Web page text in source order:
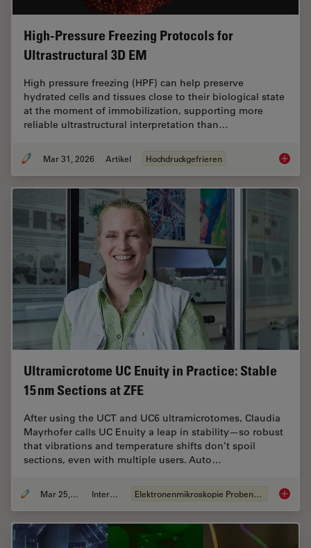
High-Pressure Freezing Protocols for
Ultrastructural 3D EM
High pressure freezing (HPF) can help preserve
hydrated cells and tissues close to their biological state
at the moment of immobilization, supporting more
reliable ultrastructural interpretation than…
Mar 31, 2026 Artikel Hochdruckgefrieren High-
Ultramicrotome UC Enuity in Practice: Stable
15 nm Sections at ZFE
After using the UCT and UC6 ultramicrotomes, Claudia
Mayrhofer calls UC Enuity a leap in stability—so robust
that vibrations and temperature shifts don’t spoil
sections, even with multiple users. Auto…
Mar 25, 2026 Interview Elektronenmikroskopie Probenvorbereitung